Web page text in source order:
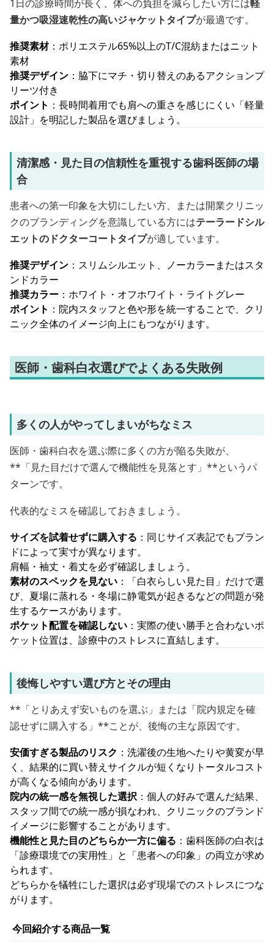
1日の診療時間が長く、体への負担を減らしたい方には軽
量かつ吸湿速乾性の高いジャケットタイプが最適です。
推奨素材：ポリエステル65%以上のT/C混紡またはニット
素材
推奨デザイン ：脇下にマチ・切り替えのあるアクションプ
リーツ付き
ポイント ：長時間着用でも肩への重さを感じにくい「軽量
設計」を明記した製品を選びましょう。
清潔感・見た目の信頼性を重視する歯科医師の場
合
患者への第一印象を大切にしたい方、または開業クリニッ
クのブランディングを意識している方にはテーラードシル
エットのドクターコートタイプが適しています。
推奨デザイン ：スリムシルエット、ノーカラーまたはスタ
ンドカラー
推奨カラー ：ホワイト・オフホワイト・ライトグレー
ポイント ：院内スタッフと色や形を統一することで、クリ
ニック全体のイメージ向上にもつながります。
医師・歯科白衣選びでよくある失敗例
多くの人がやってしまいがちなミス
医師・歯科白衣を選ぶ際に多くの方が陥る失敗が、
**「見た目だけで選んで機能性を見落とす」**というパ
ターンです。
代表的なミスを確認しておきましょう。
サイズを試着せずに購入する ：同じサイズ表記でもブラン
ドによって実寸が異なります。
肩幅・袖丈・着丈を必ず確認しましょう。
素材のスペックを見ない ：「白衣らしい見た目」だけで選
び、夏場に蒸れる・冬場に静電気が起きるなどの問題が発
生するケースがあります。
ポケット配置を確認しない ：実際の使い勝手と合わないポ
ケット位置は、診療中のストレスに直結します。
後悔しやすい選び方とその理由
**「とりあえず安いものを選ぶ」または「院内規定を確
認せずに購入する」**ことが、後悔の主な原因です。
安価すぎる製品のリスク ：洗濯後の生地へたりや黄変が早
く、結果的に買い替えサイクルが短くなりトータルコスト
が高くなる傾向があります。
院内の統一感を無視した選択 ：個人の好みで選んだ結果、
スタッフ間での統一感が損なわれ、クリニックのブランド
イメージに影響することがあります。
機能性と見た目のどちらか一方に偏る ：歯科医師の白衣は
「診療環境での実用性」と「患者への印象」の両立が求め
られます。
どちらかを犠牲にした選択は必ず現場でのストレスにつな
がります。
今回紹介する商品一覧